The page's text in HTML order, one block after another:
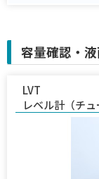
容量確認・
LVT
レベル計（チュ